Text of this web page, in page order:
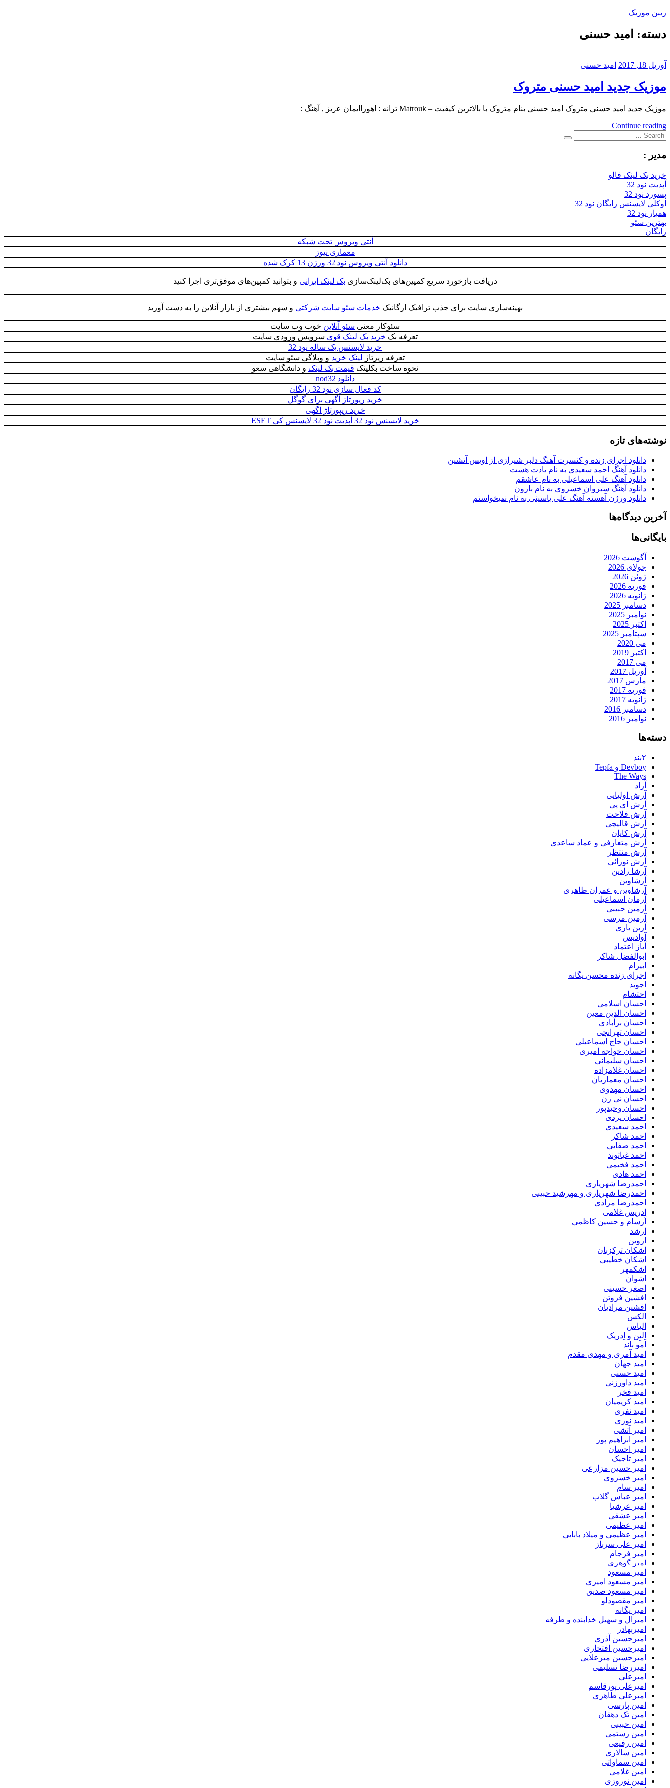
Skip
ریبن موزیک
دانلود
دسته: امید حسنی
آوریل 18, 2017 امید حسنی
موزیک جدید امید حسنی متروک
موزیک جدید امید حسنی متروک امید حسنی بنام متروک با بالاترین کیفیت – Matrouk ترانه : اهوراایمان عزیز , آهنگ :
Continue reading
Search
for:
Search
مدیر :
خرید بک لینک فالو
آپدیت نود 32
پسورد نود 32
اوکلی لایسنس رایگان نود 32
همیار نود 32
بهترین سئو
رایگان
آنتی ویروس تحت شبکه
معماری نیوز
دانلود آنتی ویروس نود 32 ورژن 13 کرک شده
دریافت بازخورد سریع کمپین‌های بک‌لینک‌سازی بک لینک ایرانی و بتوانید کمپین‌های موفق‌تری اجرا کنید
بهینه‌سازی سایت برای جذب ترافیک ارگانیک خدمات سئو سایت شرکتی و سهم بیشتری از بازار آنلاین را به دست آورید
سئوکار معنی سئو آنلاین خوب وب سایت
تعرفه بک خرید بک لینک قوی سرویس ورودی سایت
خرید لایسنس یک ساله نود 32
تعرفه رپرتاژ لینک خرید و وبلاگی سئو سایت
نحوه ساخت بکلینک قیمت بک لینک و دانشگاهی سعو
دانلود nod32
کد فعال سازی نود 32 رایگان
خرید رپورتاژ آگهی برای گوگل
خرید ریپورتاژ اگهی
خرید لایسنس نود 32 آپدیت نود 32 لایسنس کی ESET
نوشته‌های تازه
دانلود اجرای زنده و کنسرت آهنگ دلبر شیرازی از اویس آتشین
دانلود آهنگ احمد سعیدی به نام یادت هست
دانلود آهنگ علی اسماعیلی به نام عاشقم
دانلود آهنگ سیروان خسروی به نام بارون
دانلود ورژن آهسته آهنگ علی یاسینی به نام نمیخواستم
آخرین دیدگاه‌ها
بایگانی‌ها
آگوست 2026
جولای 2026
ژوئن 2026
فوریه 2026
ژانویه 2026
دسامبر 2025
نوامبر 2025
اکتبر 2025
سپتامبر 2025
می 2020
اکتبر 2019
می 2017
آوریل 2017
مارس 2017
فوریه 2017
ژانویه 2017
دسامبر 2016
نوامبر 2016
دسته‌ها
۲بند
Devboy و Tepfa
The Ways
آراد
آرش اولیایی
آرش ای پی
آرش فلاحت
آرش قالیچی
آرش کایان
آرش متعارفی و عماد ساعدی
آرش منتظر
آرش نورائی
آرشا رادین
آرشاوین
آرشاوین و عمران طاهری
آرمان اسماعیلی
آرمین حبیبی
آرمین مرسی
آرین یاری
آوادیس
آیاز اعتماد
ابوالفضل شاکر
ابیرام
اجرای زنده محسن یگانه
اجوید
احتشام
احسان اسلامی
احسان الدین معین
احسان برآبادی
احسان تهرانچی
احسان حاج اسماعیلی
احسان خواجه امیری
احسان سلیمانی
احسان غلامزاده
احسان معماریان
احسان مهدوی
احسان نی زن
احسان وحیدپور
احسان یزدی
احمد سعیدی
احمد شاکر
احمد صفایی
احمد غیاثوند
احمد فخیمی
احمد هادی
احمدرضا شهریاری
احمدرضا شهریاری و مهرشید حبیبی
احمدرضا مرادی
ادریس غلامی
اَرسام و حسین کاظمی
ارشد
اروین
اشکان ترکزبان
اشکان خطیبی
اشکمهر
اشوان
اصغر حسینی
افشین فروتن
افشین مرادیان
الکس
الیاس
اِلیِن و اِدریک
امو باند
امید آمری و مهدی مقدم
امید جهان
امید حسنی
امید داورزنی
امید فخر
امید کریمیان
امید نفری
امید نوری
امیر آتشی
امیر ابراهیم پور
امیر احسان
امیر تاجیک
امیر حسین مزارعی
امیر خسروی
امیر سام
امیر عباس گلاب
امیر عرشیا
امیر عشقی
امیر عظیمی
امیر عظیمی و میلاد بابایی
امیر علی سرباز
امیر فرجام
امیر گوهری
امیر مسعود
امیر مسعود امیری
امیر مسعود صدیق
امیر مقصودلو
امیر یگانه
امیرال و سهیل خدابنده و طرفه
امیربهادر
امیرحسین آذری
امیرحسین افتخاری
امیرحسین میرعلایی
امیررضا تسلیمی
امیرعلی
امیرعلی پورقاسم
امیرعلی طاهری
امین پارسی
امین تک دهقان
امین حبیبی
امین رستمی
امین رفیعی
امین سالاری
امین سماواتی
امین غلامی
امین نوروزی